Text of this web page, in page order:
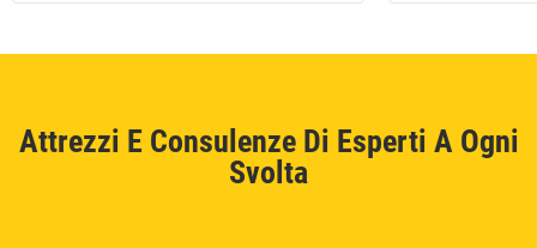
Attrezzi E Consulenze Di Esperti A Ogni
Svolta